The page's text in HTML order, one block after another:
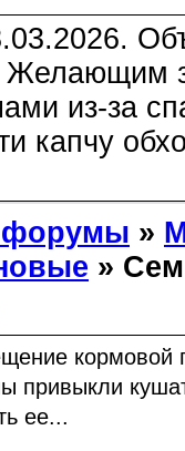
из-за
капчу
форумы »
»
кормовой
привыкли
ее...